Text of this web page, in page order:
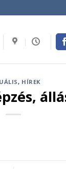
, HÍREK